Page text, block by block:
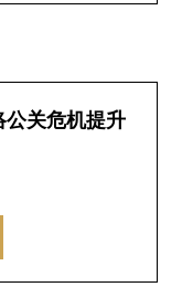
关危机提升